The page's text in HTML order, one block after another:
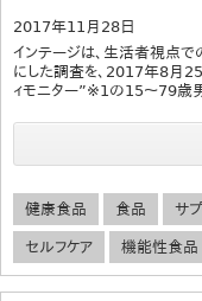
2017年11月28日
インテージは、生活者視点
にした調査を、2017年8月
ィモニター”※1の15～79歳
健康食品 食品 サ
セルフケア 機能性食品